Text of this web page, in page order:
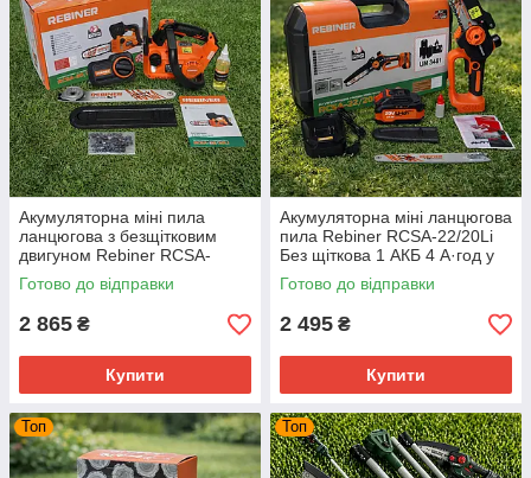
Акумуляторна міні пила
ланцюгова з безщітковим
двигуном Rebiner RCSA-
30/20Li без АКБ та ЗП 4900
об/хв
Готово до відправки
2 865 ₴
Купити
Акумуляторна міні ланцюгова
пила Rebiner RCSA-22/20Li
Без щіткова 1 АКБ 4 А·год у
Кейсі
Готово до відправки
2 495 ₴
Купити
Топ Топ